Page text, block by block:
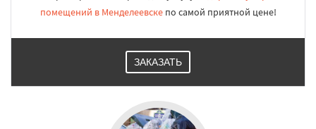
помещений в Менделеевскепо самой приятной цене!
ЗАКАЗАТЬ